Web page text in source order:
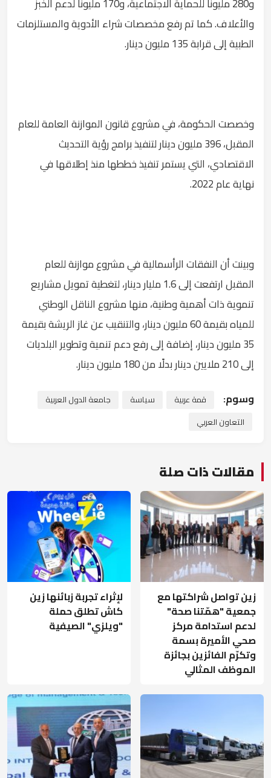
والأعلاف. كما تم رفع مخصصات شراء الأدوية والمستلزمات
الطبية إلى قرابة 135 مليون دينار.
وخصصت الحكومة، في مشروع قانون الموازنة العامة للعام
المقبل، 396 مليون دينار لتنفيذ برامج رؤية التحديث
الاقتصادي، التي يستمر تنفيذ خططها منذ إطلاقها في
نهاية عام 2022.
وبينت أن النفقات الرأسمالية في مشروع موازنة للعام
المقبل ارتفعت إلى 1.6 مليار دينار، لتغطية تمويل مشاريع
تنموية ذات أهمية وطنية، منها مشروع الناقل الوطني
للمياه بقيمة 60 مليون دينار، والتنقيب عن غاز الريشة بقيمة
35 مليون دينار، إضافة إلى رفع دعم تنمية وتطوير البلديات
إلى 210 ملايين دينار بدلًا من 180 مليون دينار.
وسوم: قمة عربية سياسة
جامعة الدول العربية
التعاون العربي
مقالات ذات صلة
زين تواصل شراكتها مع
جمعية "همّتنا صحة"
لدعم استدامة مركز
صحي الأميرة بسمة
وتكرّم الفائزين بجائزة
الموظف المثالي
لإثراء تجربة زبائنها زين
كاش تطلق حملة
"ويلزي" الصيفية